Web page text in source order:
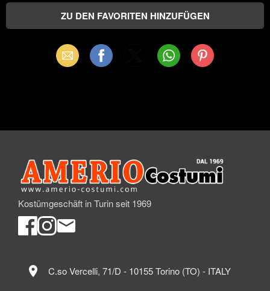
Email Facebook WhatsAppPinterest
Kostümgeschäft in Turin seit 1969
location_on C.so Vercelli, 71/D - 10155 Torino (TO) - ITALY